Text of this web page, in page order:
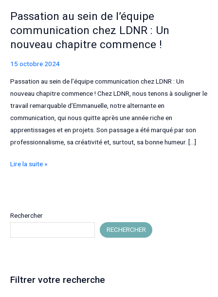
Passation au sein de l’équipe
communication chez LDNR : Un
nouveau chapitre commence !
15 octobre 2024
Passation au sein de l’équipe communication chez LDNR : Un
nouveau chapitre commence ! Chez LDNR, nous tenons à souligner le
travail remarquable d’Emmanuelle, notre alternante en
communication, qui nous quitte après une année riche en
apprentissages et en projets. Son passage a été marqué par son
professionnalisme, sa créativité et, surtout, sa bonne humeur. […]
Passation
l’équipe
communication
chez
nouveau
Lire la suite »
Rechercher
RECHERCHER
Filtrer votre recherche